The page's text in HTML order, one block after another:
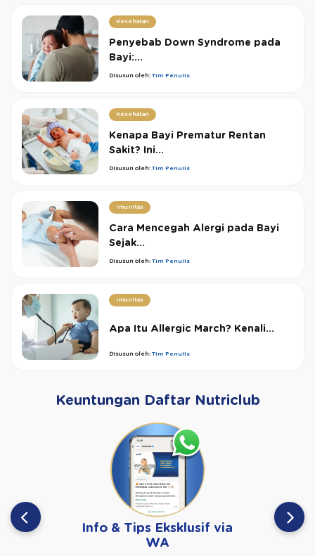
Kesehatan
Penyebab Down Syndrome pada
Bayi:...
Disusun oleh: Tim Penulis
Kesehatan
Kenapa Bayi Prematur Rentan
Sakit? Ini...
Disusun oleh: Tim Penulis
Imunitas
Cara Mencegah Alergi pada Bayi
Sejak...
Disusun oleh: Tim Penulis
Imunitas
Apa Itu Allergic March? Kenali...
Disusun oleh: Tim Penulis
Keuntungan Daftar Nutriclub
Info & Tips Eksklusif via
WA